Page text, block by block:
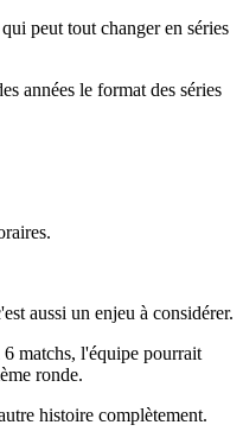
peut tout changer en séries
années le format des séries
aussi un enjeu à considérer.
6 matchs, l'équipe pourrait
ronde.
histoire complètement.